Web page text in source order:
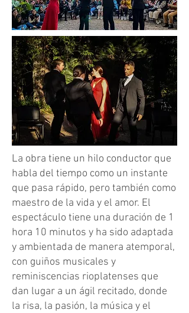
La obra tiene un hilo conductor que
habla del tiempo como un instante
que pasa rápido, pero también como
maestro de la vida y el amor. El
espectáculo tiene una duración de 1
hora 10 minutos y ha sido adaptada
y ambientada de manera atemporal,
con guiños musicales y
reminiscencias rioplatenses que
dan lugar a un ágil recitado, donde
la risa, la pasión, la música y el